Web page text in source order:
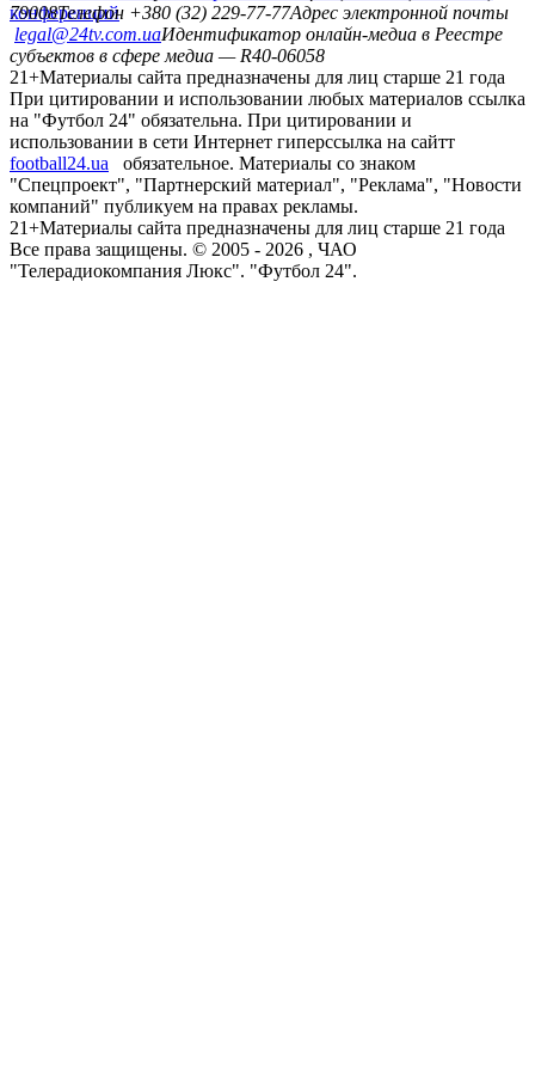
конференций
79008Телефон +380 (32) 229-77-77Адрес электронной почты
legal@24tv.com.uaИдентификатор онлайн-медиа в Реестре
субъектов в сфере медиа — R40-06058
21+Материалы сайта предназначены для лиц старше 21 года
При цитировании и использовании любых материалов ссылка
на "Футбол 24" обязательна. При цитировании и
использовании в сети Интернет гиперссылка на сайтт
football24.ua
обязательное. Материалы со знаком
"Спецпроект", "Партнерский материал", "Реклама", "Новости
компаний" публикуем на правах рекламы.
21+Материалы сайта предназначены для лиц старше 21 года
Все права защищены. © 2005 - 2026 , ЧАО
"Телерадиокомпания Люкс". "Футбол 24".